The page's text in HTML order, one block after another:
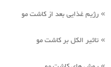
» رژیم غذایی بعد از کاشت مو
» تاثیر الکل بر کاشت مو